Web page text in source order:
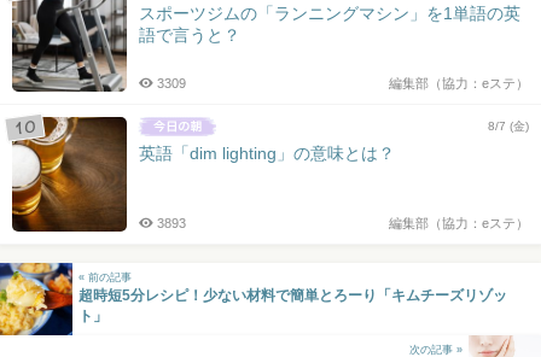
スポーツジムの「ランニングマシン」を1単語の英
語で言うと？
編集部（協力：eステ）
3309
8/7 (金)
英語「dim lighting」の意味とは？
編集部（協力：eステ）
3893
« 前の記事
超時短5分レシピ！少ない材料で簡単とろーり「キムチーズリゾッ
ト」
次の記事 »